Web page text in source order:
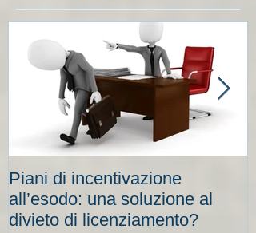
Piani di incentivazione
all’esodo: una soluzione al
divieto di licenziamento?